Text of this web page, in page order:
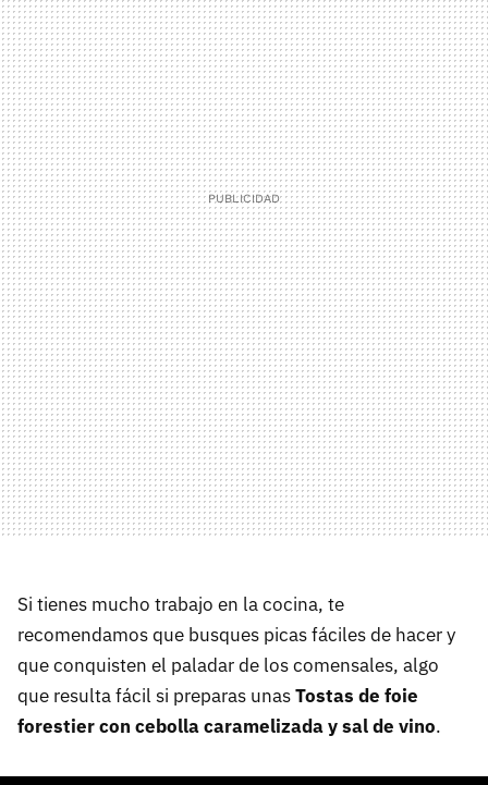
Si tienes mucho trabajo en la cocina, te
recomendamos que busques picas fáciles de hacer y
que conquisten el paladar de los comensales, algo
que resulta fácil si preparas unasTostas de foie
forestier con cebolla caramelizada y sal de vino.